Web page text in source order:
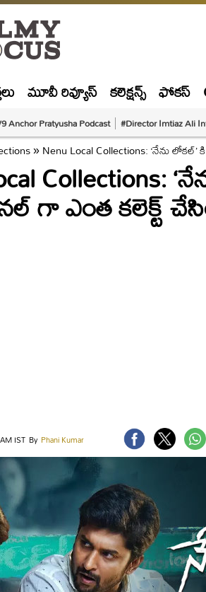
మూవీ రివ్యూస్ కలెక్షన్స్ ఫోకస్
Anchor Pratyusha Podcast #Director Imtiaz Ali
»Nenu Local Collections: ‘నేను
Collections:
గా ఎంత కలెక్ట్
IST By Phani Kumar